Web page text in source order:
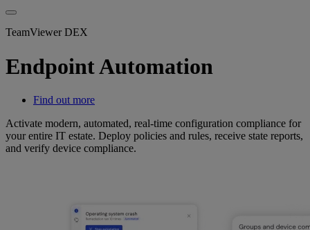
TeamViewer DEX
Endpoint Automation
Find out more
Activate modern, automated, real-time configuration compliance for
your entire IT estate. Deploy policies and rules, receive state reports,
and verify device compliance.